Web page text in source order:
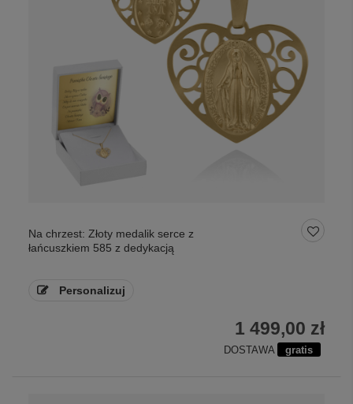
Na chrzest: Złoty medalik serce z
łańcuszkiem 585 z dedykacją
Personalizuj
1 499,00 zł
DOSTAWA gratis